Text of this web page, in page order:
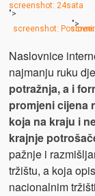
screenshot: 24sata
">
screenshot:
">
Naslovnice
najmanju ruku
potražnja, a i
promjeni cijena
koja na kraju i
krajnje
pažnje i
tržištu, a koja
nacionalnim